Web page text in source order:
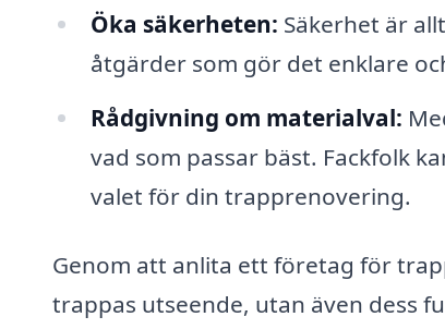
Öka säkerheten: Säkerhet är
åtgärder som gör det enklare
Rådgivning om materialval:
vad som passar bäst. Fackfolk
valet för din trapprenovering.
Genom att anlita ett företag för
trappas utseende, utan även dess